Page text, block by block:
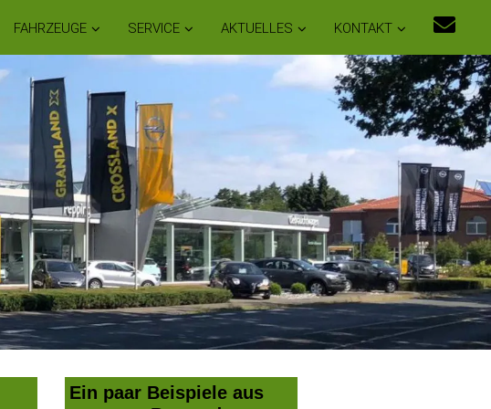
FAHRZEUGE SERVICE AKTUELLES KONTAKT
Ein paar Beispiele aus